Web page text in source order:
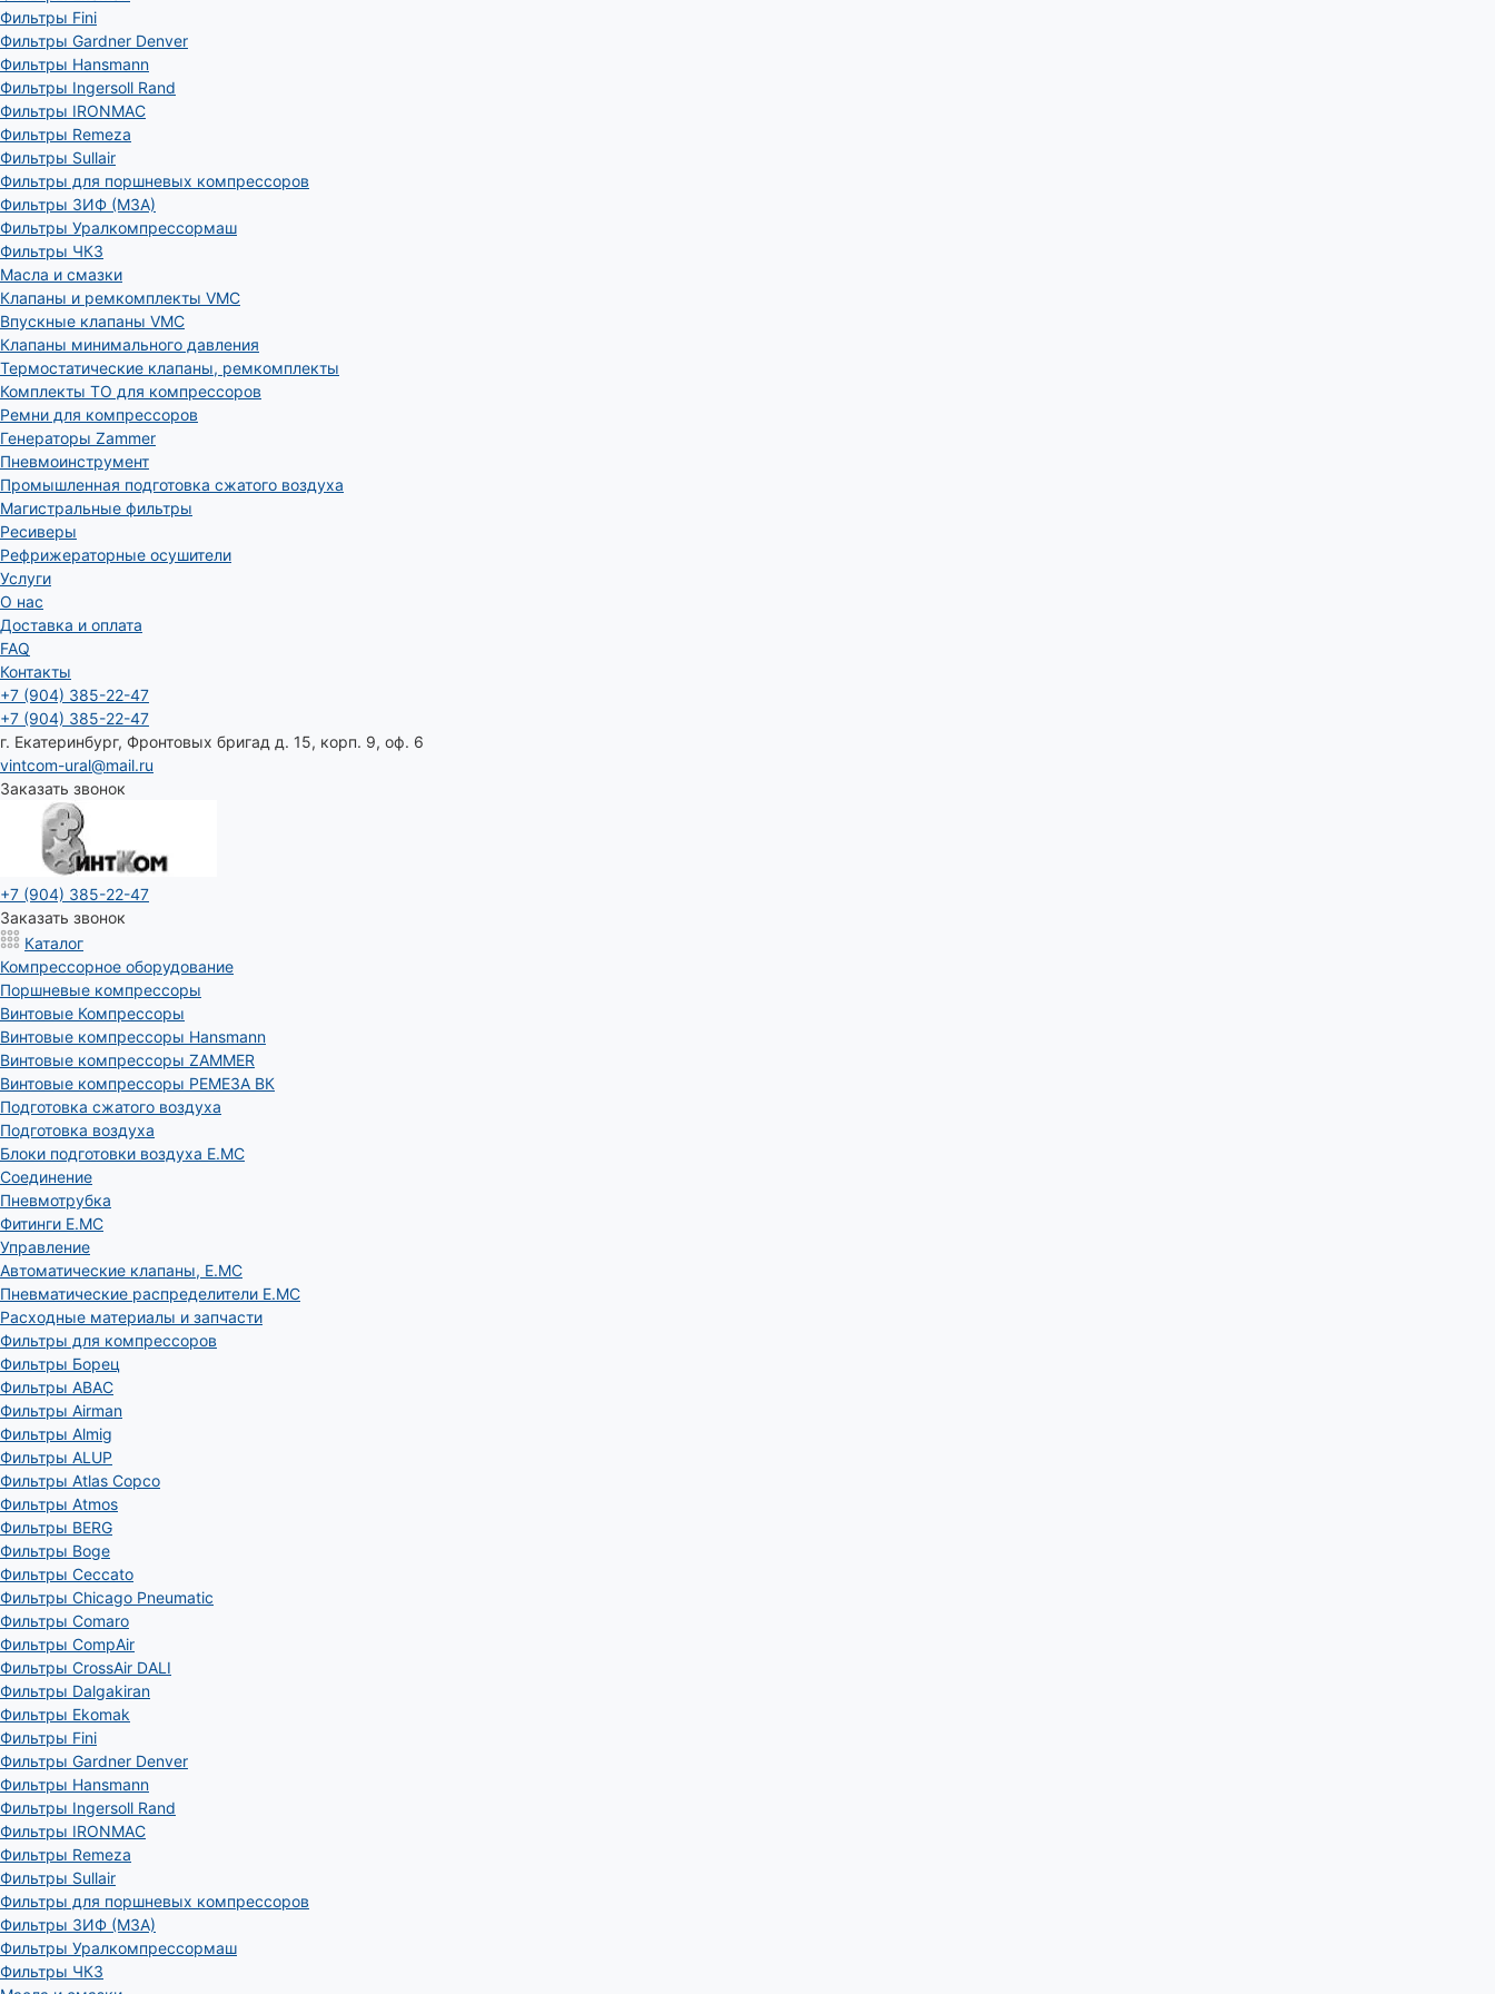
Фильтры Fini
Фильтры Gardner Denver
Фильтры Hansmann
Фильтры Ingersoll Rand
Фильтры IRONMAC
Фильтры Remeza
Фильтры Sullair
Фильтры для поршневых компрессоров
Фильтры ЗИФ (МЗА)
Фильтры Уралкомпрессормаш
Фильтры ЧКЗ
Масла и смазки
Клапаны и ремкомплекты VMC
Впускные клапаны VMC
Клапаны минимального давления
Термостатические клапаны, ремкомплекты
Комплекты ТО для компрессоров
Ремни для компрессоров
Генераторы Zammer
Пневмоинструмент
Промышленная подготовка сжатого воздуха
Магистральные фильтры
Ресиверы
Рефрижераторные осушители
Услуги
О нас
Доставка и оплата
FAQ
Контакты
+7 (904) 385-22-47
+7 (904) 385-22-47
г. Екатеринбург, Фронтовых бригад д. 15, корп. 9, оф. 6
vintcom-ural@mail.ru
Заказать звонок
+7 (904) 385-22-47
Заказать звонок
Каталог
Компрессорное оборудование
Поршневые компрессоры
Винтовые Компрессоры
Винтовые компрессоры Hansmann
Винтовые компрессоры ZAMMER
Винтовые компрессоры РЕМЕЗА ВК
Подготовка сжатого воздуха
Подготовка воздуха
Блоки подготовки воздуха E.MC
Соединение
Пневмотрубка
Фитинги E.MC
Управление
Автоматические клапаны, Е.МС
Пневматические распределители E.MC
Расходные материалы и запчасти
Фильтры для компрессоров
Фильтры Борец
Фильтры ABAC
Фильтры Airman
Фильтры Almig
Фильтры ALUP
Фильтры Atlas Copco
Фильтры Atmos
Фильтры BERG
Фильтры Boge
Фильтры Ceccato
Фильтры Chicago Pneumatic
Фильтры Comaro
Фильтры CompAir
Фильтры CrossAir DALI
Фильтры Dalgakiran
Фильтры Ekomak
Фильтры Fini
Фильтры Gardner Denver
Фильтры Hansmann
Фильтры Ingersoll Rand
Фильтры IRONMAC
Фильтры Remeza
Фильтры Sullair
Фильтры для поршневых компрессоров
Фильтры ЗИФ (МЗА)
Фильтры Уралкомпрессормаш
Фильтры ЧКЗ